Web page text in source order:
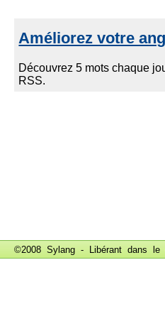
©2008 Sylang - Libérant dans le